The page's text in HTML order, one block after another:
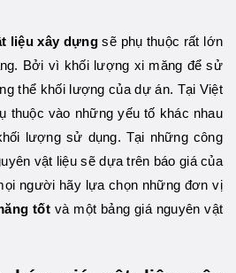
liệu xây dựngsẽ phụ thuộc rất lớn
Bởi vì khối lượng xi măng để sử
thể khối lượng của dự án. Tại Việt
thuộc vào những yếu tố khác nhau
lượng sử dụng. Tại những công
vật liệu sẽ dựa trên báo giá của
người hãy lựa chọn những đơn vị
tốtvà một bảng giá nguyên vật